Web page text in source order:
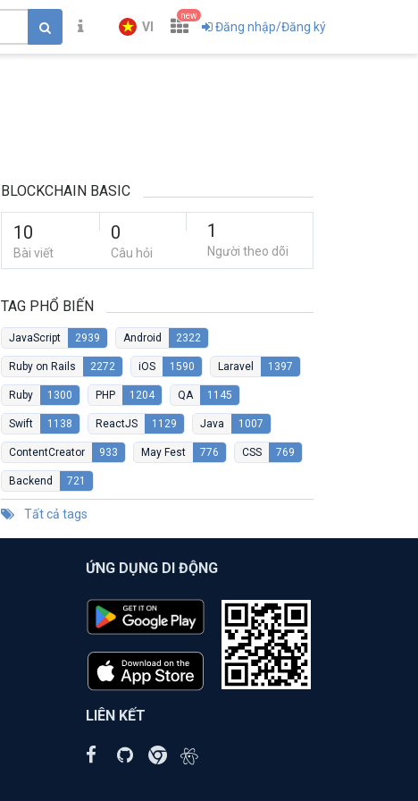
VI
new
Đăng nhập/Đăng ký
BLOCKCHAIN BASIC
10
Bài viết
0
Câu hỏi
1
Người theo dõi
TAG PHỔ BIẾN
JavaScript 2939 Android 2322
Ruby on Rails 2272 iOS 1590 Laravel 1397
Ruby 1300 PHP 1204 QA 1145
Swift 1138 ReactJS 1129 Java 1007
ContentCreator 933 May Fest 776 CSS 769
Backend 721
Tất cả tags
ỨNG DỤNG DI ĐỘNG
LIÊN KẾT